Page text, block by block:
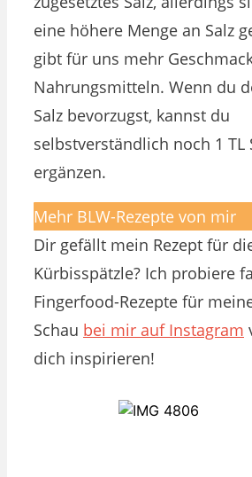
eine höhere Menge an Salz
gibt für uns mehr
Nahrungsmitteln. Wenn du
Salz bevorzugst, kannst du
selbstverständlich noch 1 TL
ergänzen.
Mehr BLW-Rezepte von mir
Dir gefällt mein Rezept für
Kürbisspätzle? Ich probiere
Fingerfood-Rezepte für
Schau bei mir auf Instagram
dich inspirieren!